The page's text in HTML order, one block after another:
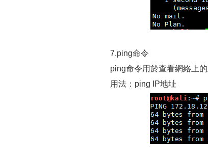
7.ping命令
ping命令用於查看網絡上
用法：ping IP地址